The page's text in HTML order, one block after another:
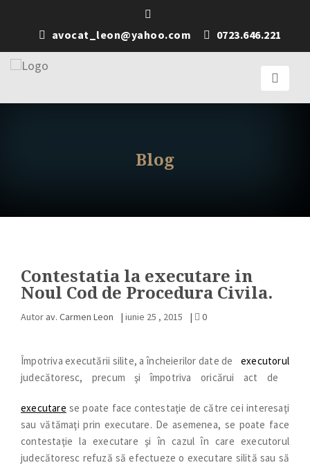
avocat_leon@yahoo.com 0723.646.221
Blog
Contestatia la executare in
Noul Cod de Procedura Civila.
Autor av. Carmen Leon | iunie 25 , 2015 | 0
Împotriva executării silite, a încheierilor date de
executorul
judecătoresc, precum şi împotriva oricărui act de
executare se poate face contestaţie de către cei interesaţi
sau vătămaţi prin executare. De asemenea, se poate face
contestaţie la executare şi în cazul în care executorul
judecătoresc refuză să efectueze o executare silită sau să